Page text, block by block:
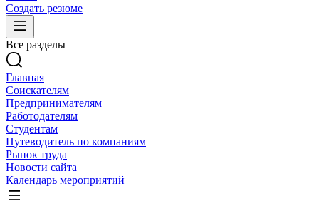
Создать резюме
Все разделы
Главная
Соискателям
Предпринимателям
Работодателям
Студентам
Путеводитель по компаниям
Рынок труда
Новости сайта
Календарь мероприятий